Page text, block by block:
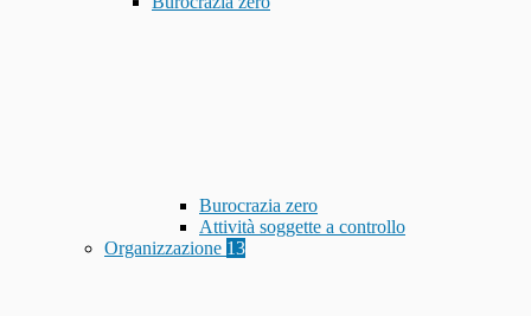
Burocrazia zero
Attività soggette a controllo
Organizzazione 13